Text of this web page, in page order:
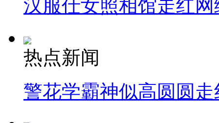
汉服仕女照相馆走红网
热点新闻
警花学霸神似高圆圆走